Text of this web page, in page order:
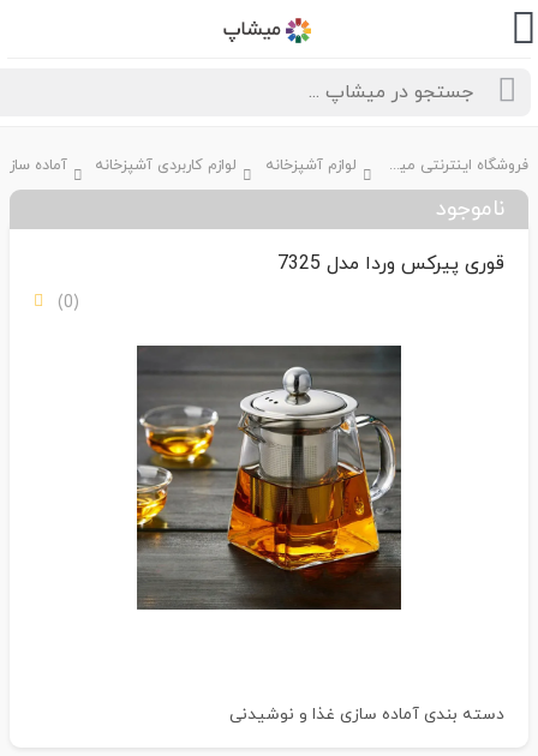
فروشگاه اینترنتی میشاپ لوازم آشپزخانه لوازم کاربردی آشپزخانه
ناموجود
قوری پیرکس وردا مدل 7325
دسته بندیآماده سازی غذا و نوشیدنی